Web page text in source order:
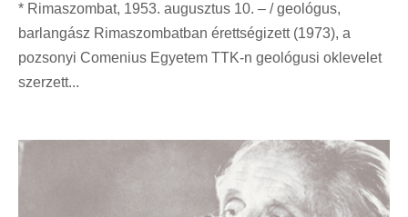
* Rimaszombat, 1953. augusztus 10. – / geológus,
barlangász Rimaszombatban érettségizett (1973), a
pozsonyi Comenius Egyetem TTK-n geológusi oklevelet
szerzett...